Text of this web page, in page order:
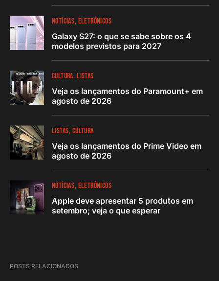
NOTÍCIAS ELETRÔNICOS
Galaxy S27: o que se sabe sobre os 4
modelos previstos para 2027
CULTURA LISTAS
Veja os lançamentos do Paramount+ em
agosto de 2026
LISTAS CULTURA
Veja os lançamentos do Prime Video em
agosto de 2026
NOTÍCIAS ELETRÔNICOS
Apple deve apresentar 5 produtos em
setembro; veja o que esperar
POSTS RELACIONADOS